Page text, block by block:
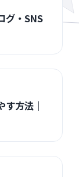
グ・SNS
方法｜